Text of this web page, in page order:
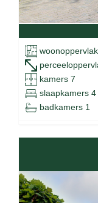
kamers 7
slaapkamers 4
badkamers 1